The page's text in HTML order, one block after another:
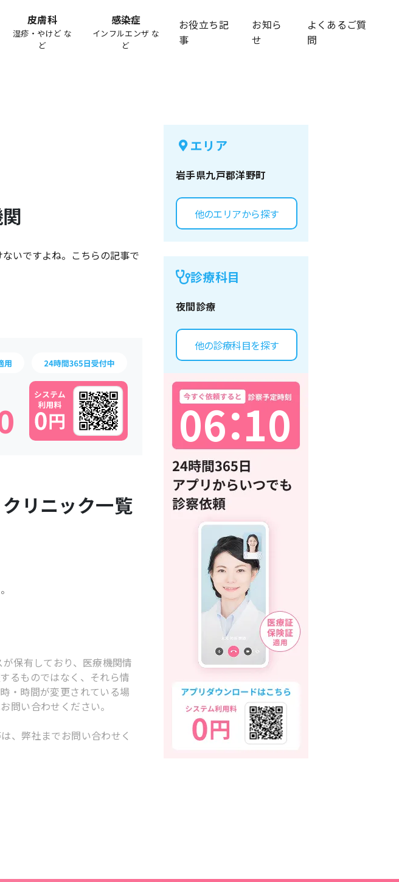
皮膚科
湿疹・やけど な
ど
感染症
インフルエンザ な
ど
お役立ち記
事
お知ら
せ
よくあるご質
問
いですよね。こちらの記事で
リニック一覧
保有しており、医療機関情
るものではなく、それら情
・時間が変更されている場
問い合わせください。
、弊社までお問い合わせく
エリア
岩手県九戸郡洋野町
他のエリアから探す
診療科目
夜間診療
他の診療科目を探す
06：
10